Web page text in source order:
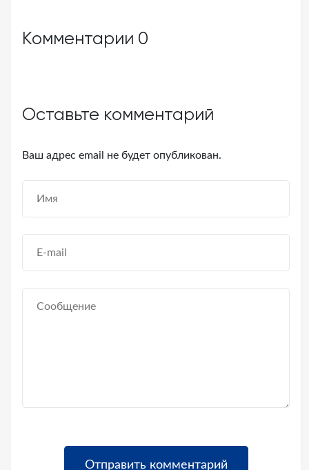
Комментарии 0
Оставьте комментарий
Ваш адрес email не будет опубликован.